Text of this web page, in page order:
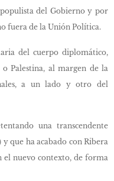
del Gobierno y por
fuera de la Unión Política.
del cuerpo diplomático,
o Palestina, al margen de la
a un lado y otro del
una transcendente
que ha acabado con Ribera
el nuevo contexto, de forma